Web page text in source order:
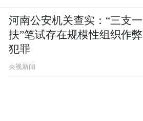
河南公安机关查实：“三支一
扶”笔试存在规模性组织作弊
犯罪
央视新闻